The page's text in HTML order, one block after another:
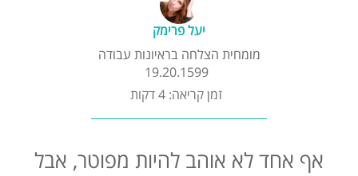
שאלות נפוצות
התנתקות
יעל פרימק
מומחית הצלחה בראיונות עבודה
19.20.1599
זמן קריאה: 4 דקות
אף אחד לא אוהב להיות מפוטר, אבל